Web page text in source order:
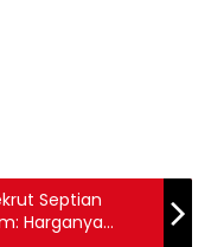
Septian
Harganya